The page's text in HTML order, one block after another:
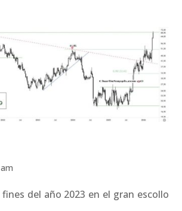
del año 2023 en el gran escollo